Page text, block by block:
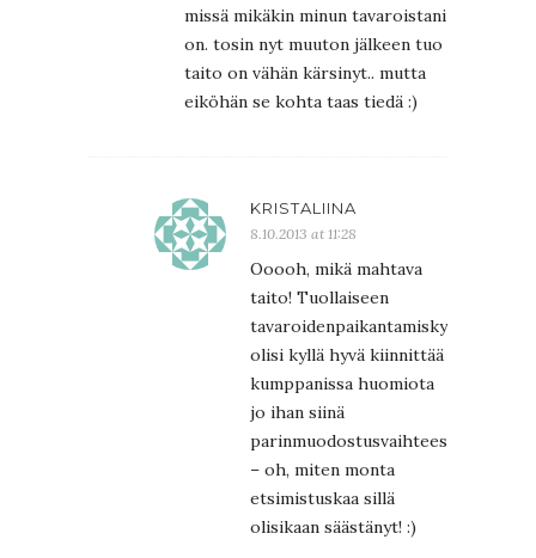
missä mikäkin minun tavaroistani
on. tosin nyt muuton jälkeen tuo
taito on vähän kärsinyt.. mutta
eiköhän se kohta taas tiedä :)
KRISTALIINA
8.10.2013 at 11:28
Ooooh, mikä mahtava
taito! Tuollaiseen
tavaroidenpaikantamiskykyyn
olisi kyllä hyvä kiinnittää
kumppanissa huomiota
jo ihan siinä
parinmuodostusvaihteessa
– oh, miten monta
etsimistuskaa sillä
olisikaan säästänyt! :)